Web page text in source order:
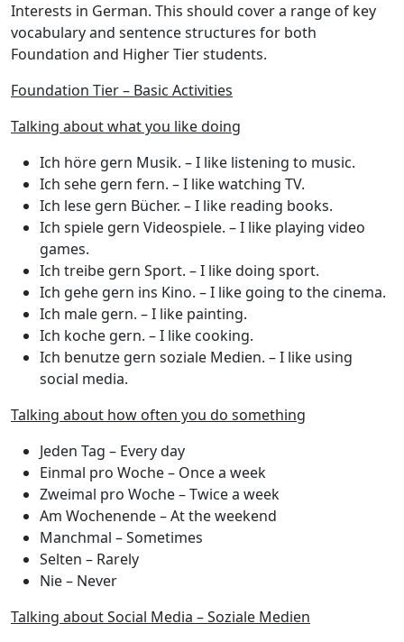
Interests in German. This should cover a range of key
vocabulary and sentence structures for both
Foundation and Higher Tierstudents.
Foundation Tier – Basic Activities
Talking about what you like doing
Ich höre gern Musik. – I like listening to music.
Ich sehe gern fern. – I like watching TV.
Ich lese gern Bücher. – I like reading books.
Ich spiele gern Videospiele. – I like playing video
games.
Ich treibe gern Sport. – I like doing sport.
Ich gehe gern ins Kino. – I like going to the cinema.
Ich male gern. – I like painting.
Ich koche gern. – I like cooking.
Ich benutze gern soziale Medien. – I like using
social media.
Talking about how often you do something
Jeden Tag – Every day
Einmal pro Woche– Once a week
Zweimal pro Woche– Twice a week
Am Wochenende– At the weekend
Manchmal – Sometimes
Selten – Rarely
Nie– Never
Talking about Social Media – Soziale Medien